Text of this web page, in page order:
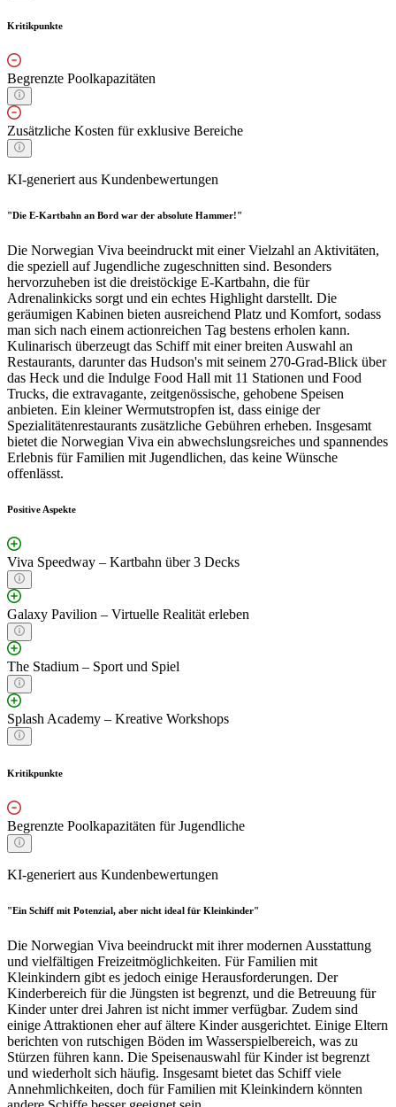
Kritikpunkte
Begrenzte Poolkapazitäten
Zusätzliche Kosten für exklusive Bereiche
KI-generiert aus Kundenbewertungen
"Die E-Kartbahn an Bord war der absolute Hammer!"
Die Norwegian Viva beeindruckt mit einer Vielzahl an Aktivitäten,
die speziell auf Jugendliche zugeschnitten sind. Besonders
hervorzuheben ist die dreistöckige E-Kartbahn, die für
Adrenalinkicks sorgt und ein echtes Highlight darstellt. Die
geräumigen Kabinen bieten ausreichend Platz und Komfort, sodass
man sich nach einem actionreichen Tag bestens erholen kann.
Kulinarisch überzeugt das Schiff mit einer breiten Auswahl an
Restaurants, darunter das Hudson's mit seinem 270-Grad-Blick über
das Heck und die Indulge Food Hall mit 11 Stationen und Food
Trucks, die extravagante, zeitgenössische, gehobene Speisen
anbieten. Ein kleiner Wermutstropfen ist, dass einige der
Spezialitätenrestaurants zusätzliche Gebühren erheben. Insgesamt
bietet die Norwegian Viva ein abwechslungsreiches und spannendes
Erlebnis für Familien mit Jugendlichen, das keine Wünsche
offenlässt.
Positive Aspekte
Viva Speedway – Kartbahn über 3 Decks
Galaxy Pavilion – Virtuelle Realität erleben
The Stadium – Sport und Spiel
Splash Academy – Kreative Workshops
Kritikpunkte
Begrenzte Poolkapazitäten für Jugendliche
KI-generiert aus Kundenbewertungen
"Ein Schiff mit Potenzial, aber nicht ideal für Kleinkinder"
Die Norwegian Viva beeindruckt mit ihrer modernen Ausstattung
und vielfältigen Freizeitmöglichkeiten. Für Familien mit
Kleinkindern gibt es jedoch einige Herausforderungen. Der
Kinderbereich für die Jüngsten ist begrenzt, und die Betreuung für
Kinder unter drei Jahren ist nicht immer verfügbar. Zudem sind
einige Attraktionen eher auf ältere Kinder ausgerichtet. Einige Eltern
berichten von rutschigen Böden im Wasserspielbereich, was zu
Stürzen führen kann. Die Speisenauswahl für Kinder ist begrenzt
und wiederholt sich häufig. Insgesamt bietet das Schiff viele
Annehmlichkeiten, doch für Familien mit Kleinkindern könnten